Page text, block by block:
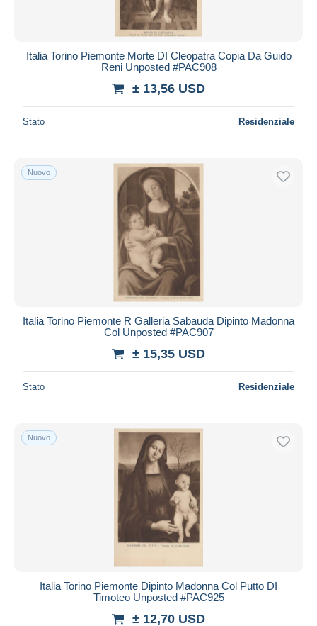
Italia Torino Piemonte Morte DI Cleopatra Copia Da Guido
Reni Unposted #PAC908
± 13,56 USD
Stato Residenziale
Nuovo
Italia Torino Piemonte R Galleria Sabauda Dipinto Madonna
Col Unposted #PAC907
± 15,35 USD
Stato Residenziale
Nuovo
Italia Torino Piemonte Dipinto Madonna Col Putto DI
Timoteo Unposted #PAC925
± 12,70 USD